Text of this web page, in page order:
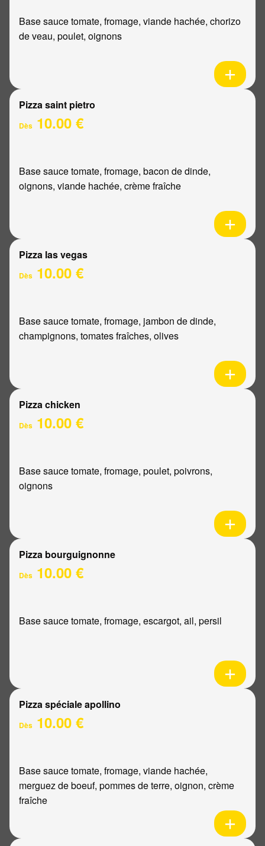
Base sauce tomate, fromage, viande hachée, chorizo
de veau, poulet, oignons
Pizza saint pietro
Dès 10.00 €
Base sauce tomate, fromage, bacon de dinde,
oignons, viande hachée, crème fraîche
Pizza las vegas
Dès 10.00 €
Base sauce tomate, fromage, jambon de dinde,
champignons, tomates fraîches, olives
Pizza chicken
Dès 10.00 €
Base sauce tomate, fromage, poulet, poivrons,
oignons
Pizza bourguignonne
Dès 10.00 €
Base sauce tomate, fromage, escargot, ail, persil
Pizza spéciale apollino
Dès 10.00 €
Base sauce tomate, fromage, viande hachée,
merguez de boeuf, pommes de terre, oignon, crème
fraîche